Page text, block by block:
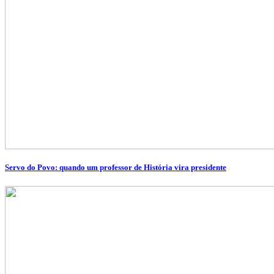
Servo do Povo: quando um professor de História vira presidente